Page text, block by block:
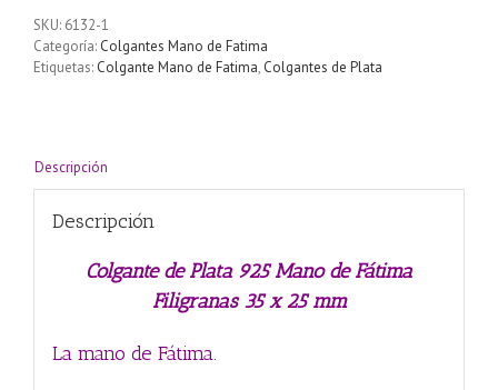
SKU: 6132-1
Categoría: Colgantes Mano de Fatima
Etiquetas: Colgante Mano de Fatima, Colgantes de Plata
Descripción
Descripción
Colgante de Plata 925 Mano de Fátima
Filigranas 35 x 25 mm
La mano de Fátima.